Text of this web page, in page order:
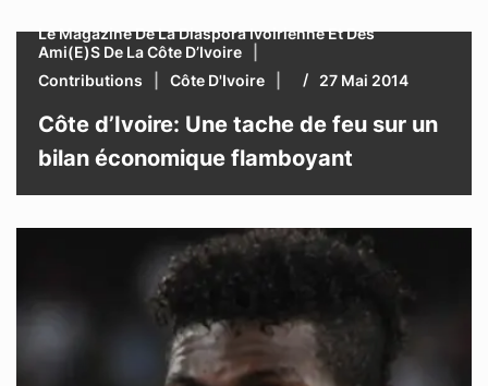
Le Magazine De La Diaspora Ivoirienne Et Des
Ami(e)s De La Côte D’Ivoire
Contributions
Côte D'Ivoire 27 Mai 2014
Côte d’Ivoire: Une tache de feu sur un
bilan économique flamboyant